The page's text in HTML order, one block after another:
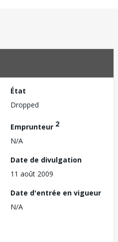
État
Dropped
Emprunteur 2
N/A
Date de divulgation
11 août 2009
Date d'entrée en vigueur
N/A